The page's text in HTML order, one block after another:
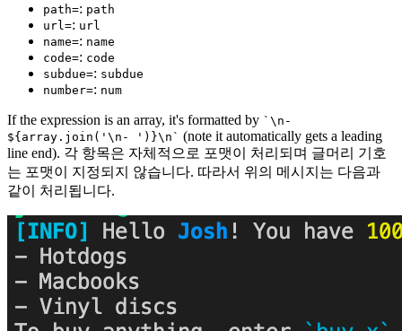
path=: path
url=: url
name=: name
code=: code
subdue=: subdue
number=: num
If the expression is an array, it's formatted by `\n-
${array.join('\n- ')}\n` (note it automatically gets a leading
line end). 각 항목은 자체적으로 포맷이 처리되며 글머리 기호
는 포맷이 지정되지 않습니다. 따라서 위의 메시지는 다음과
같이 처리됩니다.